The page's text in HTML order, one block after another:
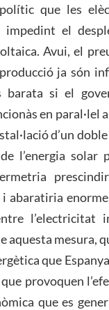
que les
impedint el
Avui, el
ja són
barata si el
en paral·lel
d’un
l’energia solar
abaratiria
aquesta mesura,
que
provoquen
que es